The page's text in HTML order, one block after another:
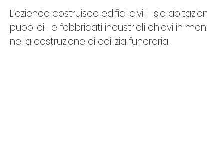
L’azienda costruisce edifici civili -sia
pubblici- e fabbricati industriali chiavi in
nella costruzione di edilizia funeraria.